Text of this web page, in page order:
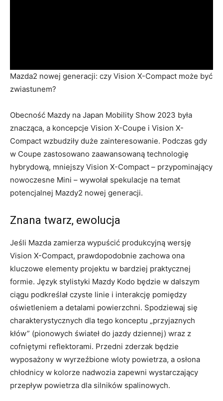
Mazda2 nowej generacji: czy Vision X-Compact może być
zwiastunem?
Obecność Mazdy na Japan Mobility Show 2023 była
znacząca, a koncepcje Vision X-Coupe i Vision X-
Compact wzbudziły duże zainteresowanie. Podczas gdy
w Coupe zastosowano zaawansowaną technologię
hybrydową, mniejszy Vision X-Compact – przypominający
nowoczesne Mini – wywołał spekulacje na temat
potencjalnej Mazdy2 nowej generacji.
Znana twarz, ewolucja
Jeśli Mazda zamierza wypuścić produkcyjną wersję
Vision X-Compact, prawdopodobnie zachowa ona
kluczowe elementy projektu w bardziej praktycznej
formie. Język stylistyki Mazdy Kodo będzie w dalszym
ciągu podkreślał czyste linie i interakcję pomiędzy
oświetleniem a detalami powierzchni. Spodziewaj się
charakterystycznych dla tego konceptu „przyjaznych
kłów” (pionowych świateł do jazdy dziennej) wraz z
cofniętymi reflektorami. Przedni zderzak będzie
wyposażony w wyrzeźbione wloty powietrza, a osłona
chłodnicy w kolorze nadwozia zapewni wystarczający
przepływ powietrza dla silników spalinowych.